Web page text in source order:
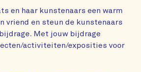
en haar kunstenaars een warm
vriend en steun de kunstenaars
Met jouw bijdrage
activiteiten/exposities voor